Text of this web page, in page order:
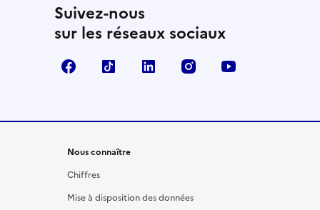
Suivez-nous
sur les réseaux sociaux
FacebookTikTok LinkedIn Instagram
Nous connaître
Chiffres
Mise à disposition des données